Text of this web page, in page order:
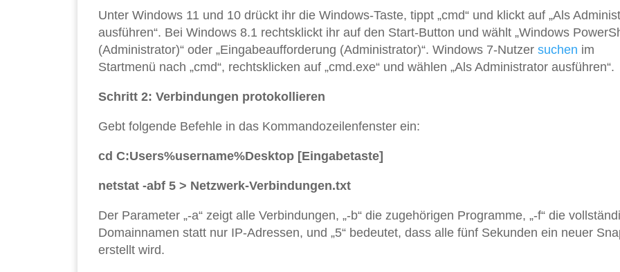
Unter Windows 11 und 10 drückt ihr die Windows-Taste, tippt „cmd“ und klickt auf „Als
ausführen“. Bei Windows 8.1 rechtsklickt ihr auf den Start-Button und wählt „Windows
(Administrator)“ oder „Eingabeaufforderung (Administrator)“. Windows 7-Nutzer suchen im
Startmenü nach „cmd“, rechtsklicken auf „cmd.exe“ und wählen „Als Administrator ausführen“.
Schritt 2: Verbindungen protokollieren
Gebt folgende Befehle in das Kommandozeilenfenster ein:
cd C:Users%username%Desktop [Eingabetaste]
netstat -abf 5 > Netzwerk-Verbindungen.txt
Der Parameter „-a“ zeigt alle Verbindungen, „-b“ die zugehörigen Programme, „-f“ die
Domainnamen statt nur IP-Adressen, und „5“ bedeutet, dass alle fünf Sekunden ein neuer
erstellt wird.